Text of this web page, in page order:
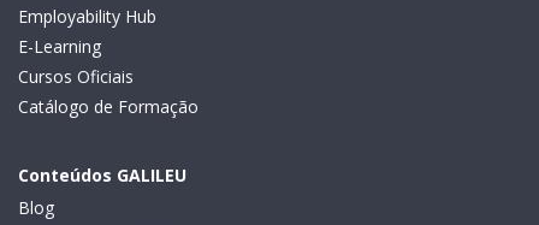
Employability Hub
E-Learning
Cursos Oficiais
Catálogo de Formação
Conteúdos GALILEU
Blog